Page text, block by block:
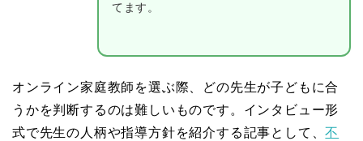
てます。
オンライン家庭教師を選ぶ際、どの先生が子どもに合
うかを判断するのは難しいものです。インタビュー形
式で先生の人柄や指導方針を紹介する記事として、不